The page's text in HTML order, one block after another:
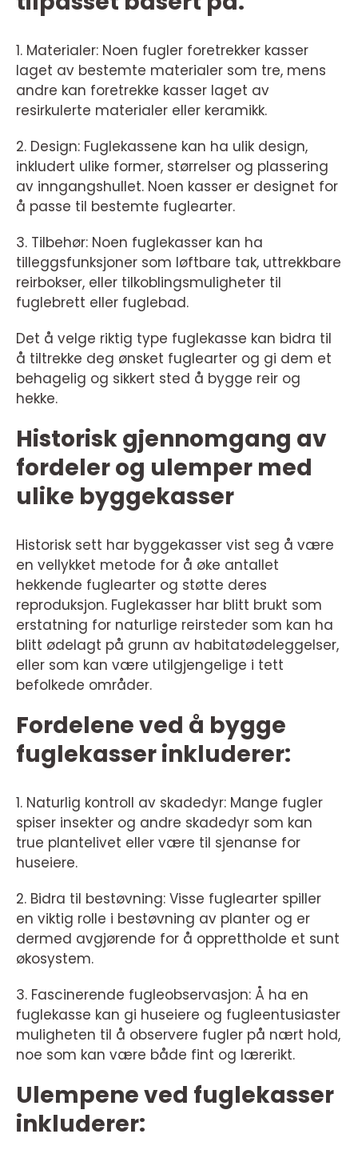
1. Materialer: Noen fugler foretrekker kasser
laget av bestemte materialer som tre, mens
andre kan foretrekke kasser laget av
resirkulerte materialer eller keramikk.
2. Design: Fuglekassene kan ha ulik design,
inkludert ulike former, størrelser og plassering
av inngangshullet. Noen kasser er designet for
å passe til bestemte fuglearter.
3. Tilbehør: Noen fuglekasser kan ha
tilleggsfunksjoner som løftbare tak, uttrekkbare
reirbokser, eller tilkoblingsmuligheter til
fuglebrett eller fuglebad.
Det å velge riktig type fuglekasse kan bidra til
å tiltrekke deg ønsket fuglearter og gi dem et
behagelig og sikkert sted å bygge reir og
hekke.
Historisk gjennomgang av
fordeler og ulemper med
ulike byggekasser
Historisk sett har byggekasser vist seg å være
en vellykket metode for å øke antallet
hekkende fuglearter og støtte deres
reproduksjon. Fuglekasser har blitt brukt som
erstatning for naturlige reirsteder som kan ha
blitt ødelagt på grunn av habitatødeleggelser,
eller som kan være utilgjengelige i tett
befolkede områder.
Fordelene ved å bygge
fuglekasser inkluderer:
1. Naturlig kontroll av skadedyr: Mange fugler
spiser insekter og andre skadedyr som kan
true plantelivet eller være til sjenanse for
huseiere.
2. Bidra til bestøvning: Visse fuglearter spiller
en viktig rolle i bestøvning av planter og er
dermed avgjørende for å opprettholde et sunt
økosystem.
3. Fascinerende fugleobservasjon: Å ha en
fuglekasse kan gi huseiere og fugleentusiaster
muligheten til å observere fugler på nært hold,
noe som kan være både fint og lærerikt.
Ulempene ved fuglekasser
inkluderer: